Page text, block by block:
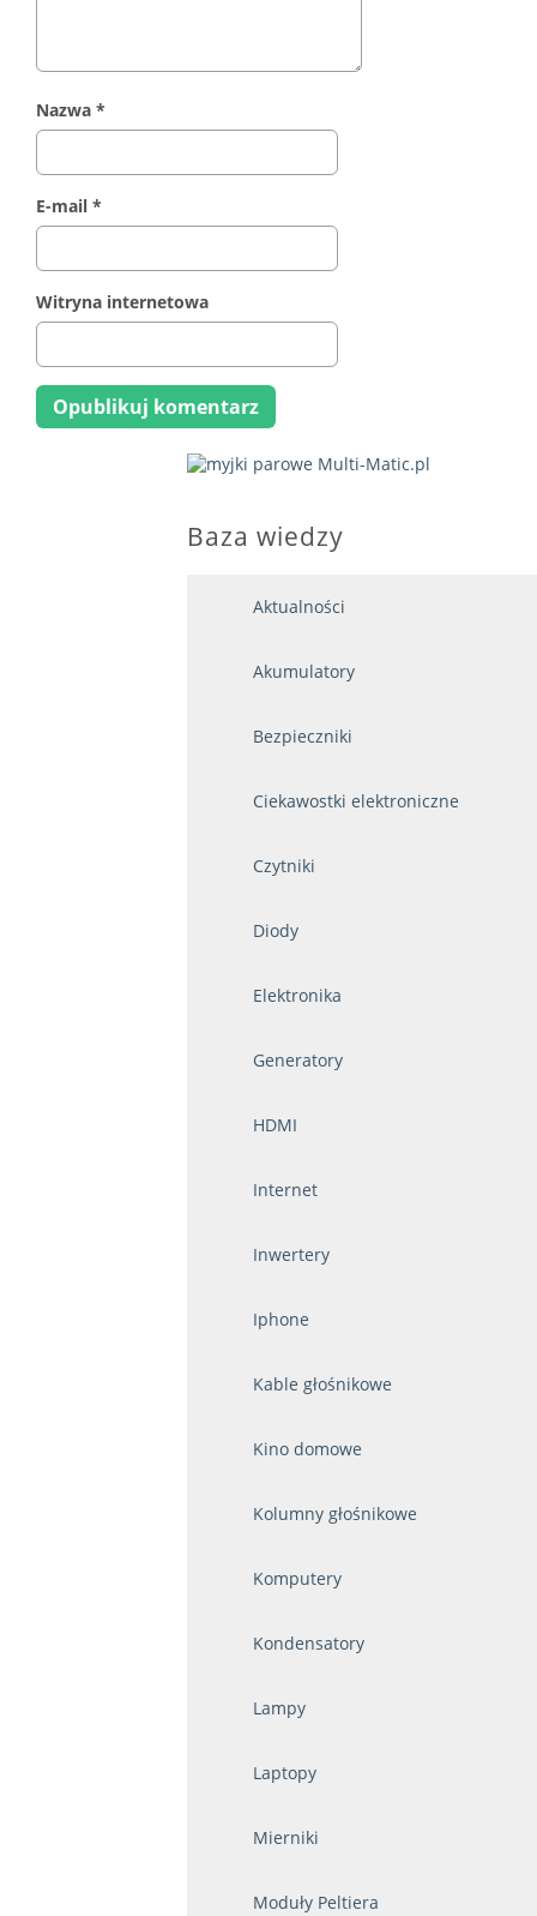
Nazwa *
E-mail *
Witryna internetowa
Baza wiedzy
Aktualności
Akumulatory
Bezpieczniki
Ciekawostki elektroniczne
Czytniki
Diody
Elektronika
Generatory
HDMI
Internet
Inwertery
Iphone
Kable głośnikowe
Kino domowe
Kolumny głośnikowe
Komputery
Kondensatory
Lampy
Laptopy
Mierniki
Moduły Peltiera